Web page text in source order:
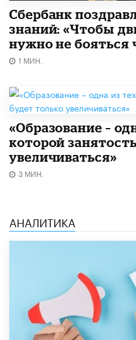
Сбербанк
знаний: «Чтобы
нужно не бояться
1 МИН.
«Образование –
которой
увеличиваться»
3 МИН.
АНАЛИТИКА